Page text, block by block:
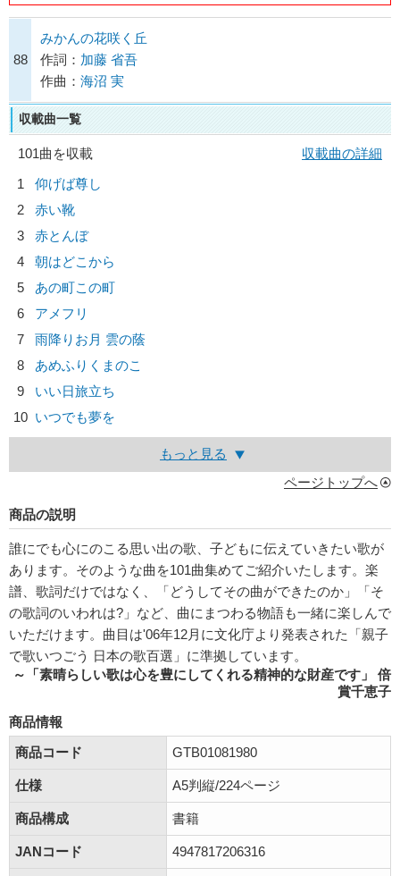
88
みかんの花咲く丘
作詞： 加藤 省吾
作曲： 海沼 実
収載曲一覧
101曲を収載
収載曲の詳細
1
仰げば尊し
2
赤い靴
3
赤とんぼ
4
朝はどこから
5
あの町この町
6
アメフリ
7
雨降りお月 雲の蔭
8
あめふりくまのこ
9
いい日旅立ち
10 いつでも夢を
もっと見る
ページトップへ
商品の説明
誰にでも心にのこる思い出の歌、子どもに伝えていきたい歌が
あります。そのような曲を101曲集めてご紹介いたします。楽
譜、歌詞だけではなく、「どうしてその曲ができたのか」「そ
の歌詞のいわれは?」など、曲にまつわる物語も一緒に楽しんで
いただけます。曲目は'06年12月に文化庁より発表された「親子
で歌いつごう 日本の歌百選」に準拠しています。
～「素晴らしい歌は心を豊にしてくれる精神的な財産です」 倍
賞千恵子
商品情報
商品コード
GTB01081980
仕様 A5判縦/224ページ
商品構成 書籍
JANコード 4947817206316